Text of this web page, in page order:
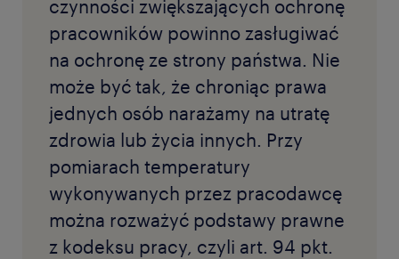
czynności zwiększających ochronę
pracowników powinno zasługiwać
na ochronę ze strony państwa. Nie
może być tak, że chroniąc prawa
jednych osób narażamy na utratę
zdrowia lub życia innych. Przy
pomiarach temperatury
wykonywanych przez pracodawcę
można rozważyć podstawy prawne
z kodeksu pracy, czyli art. 94 pkt.